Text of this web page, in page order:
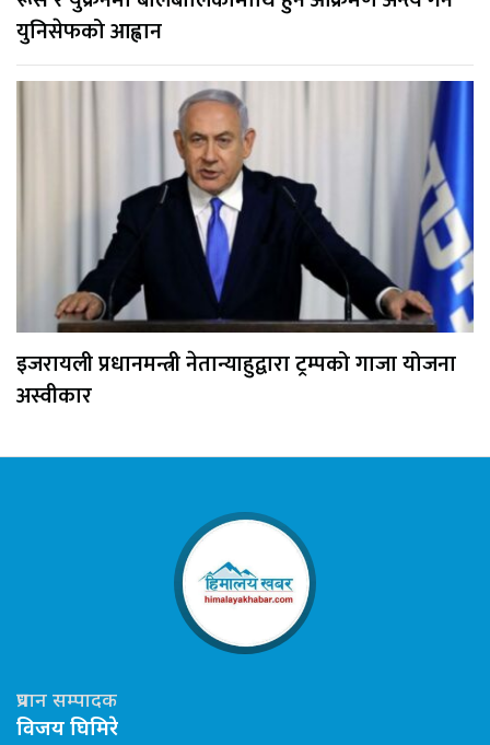
युनिसेफको आह्वान
इजरायली प्रधानमन्त्री नेतान्याहुद्वारा ट्रम्पको गाजा योजना
अस्वीकार
प्रधान सम्पादक
विजय घिमिरे